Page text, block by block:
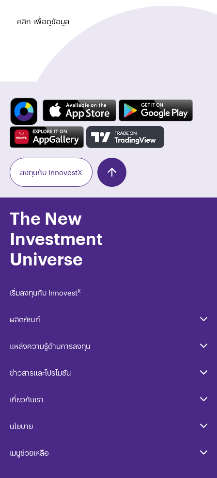
คลิก เพื่อดูข้อมูล
ลงทุนกับ InnovestX
The New
Investment
Universe
เริ่มลงทุนกับ Innovestx
ผลิตภัณฑ์
แหล่งความรู้ด้านการลงทุน
ข่าวสารและโปรโมชัน
เกี่ยวกับเรา
นโยบาย​
เมนูช่วยเหลือ